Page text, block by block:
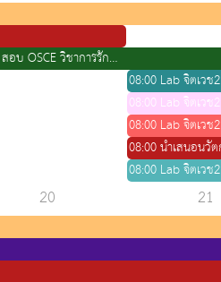
13:00 สอบ OSCE วิชาการรักษาพยาบาลเบื้องต้น ปี4
08:00 Lab จิตเวช2
08:00 Lab จิตเวช2
08:00 Lab จิตเวช2
08:00 Lab จิตเวช2
20 21